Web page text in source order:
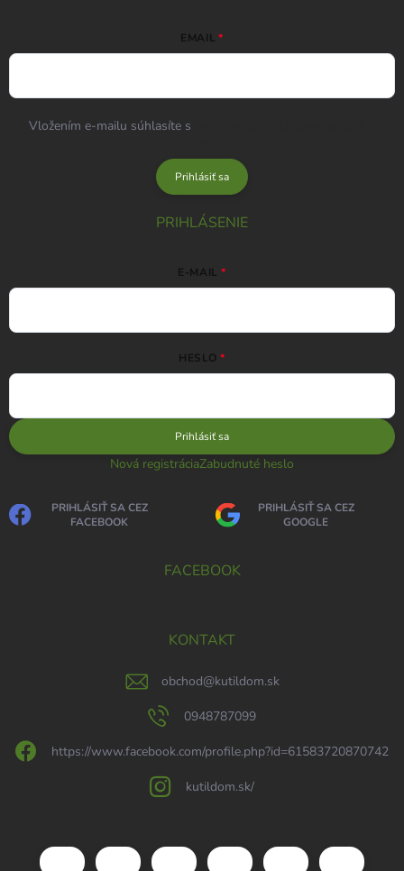
EMAIL
Vložením e-mailu súhlasíte s
Prihlásiť sa
PRIHLÁSENIE
E-MAIL
HESLO
Prihlásiť sa
Nová registráciaZabudnuté heslo
PRIHLÁSIŤ SA CEZ
FACEBOOK
PRIHLÁSIŤ SA CEZ
GOOGLE
FACEBOOK
KONTAKT
obchod@kutildom.sk
0948787099
https://www.facebook.com/profile.php?id=61583720870742
kutildom.sk/